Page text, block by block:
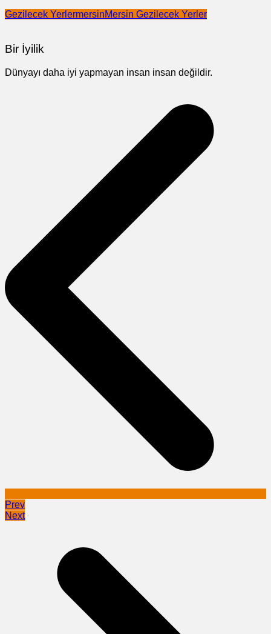
Gezilecek YerlermersinMersin Gezilecek Yerler
Bir İyilik
Dünyayı daha iyi yapmayan insan insan değildir.
Prev
Next